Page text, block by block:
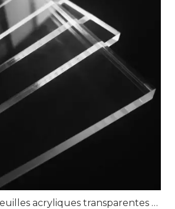
Avantages des feuilles acryliques transparentes pour une signalisation transparente